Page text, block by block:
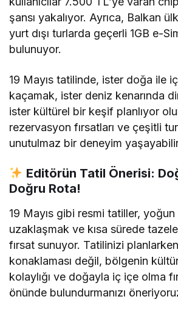
şansı yakalıyor. Ayrıca, Balkan
yurt dışı turlarda geçerli 1GB e-
bulunuyor.
19 Mayıs tatilinde, ister doğa ile
kaçamak, ister deniz kenarında
ister kültürel bir keşif planlıyor
rezervasyon fırsatları ve çeşitli
unutulmaz bir deneyim
Editörün Tatil Önerisi:
Doğru Rota!
19 Mayıs gibi resmi tatiller,
uzaklaşmak ve kısa sürede
fırsat sunuyor. Tatilinizi
konaklaması değil, bölgenin
kolaylığı ve doğayla iç içe olma
önünde bulundurmanızı